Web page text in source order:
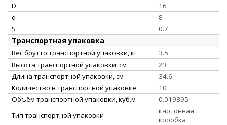
D
16
d
8
S
0.7
Транспортная упаковка
Вес брутто транспортной упаковки, кг
3.5
Высота транспортной упаковки, см
23
Длина транспортной упаковки, см
34.6
Количество в транспортной упаковке
10
Объём транспортной упаковки, куб.м
0.019895
Тип транспортной упаковки
картонная
коробка